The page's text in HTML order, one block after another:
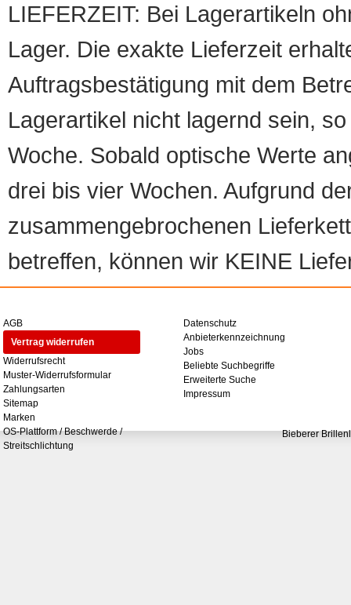
LIEFERZEIT: Bei Lagerartikeln
Lager. Die exakte Lieferzeit
Auftragsbestätigung mit dem
Lagerartikel nicht lagernd sein,
Woche. Sobald optische Werte
drei bis vier Wochen. Aufgrund
zusammengebrochenen
betreffen, können wir KEINE
AGB
Vertrag widerrufen
Widerrufsrecht
Muster-Widerrufsformular
Zahlungsarten
Sitemap
Marken
OS-Plattform / Beschwerde /
Streitschlichtung
Datenschutz
Anbieterkennzeichnung
Jobs
Beliebte Suchbegriffe
Erweiterte Suche
Impressum
Bieberer